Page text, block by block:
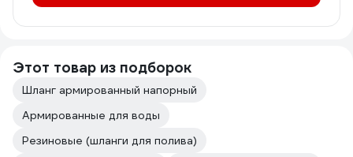
Этот товар из подборок
Шланг армированный напорный
Армированные для воды
Резиновые (шланги для полива)